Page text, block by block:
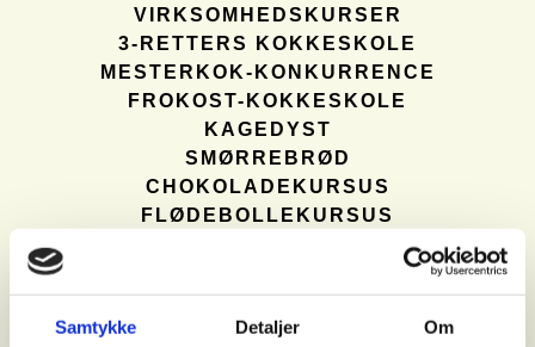
Samtykke Detaljer Om
VIRKSOMHEDSKURSER
3-RETTERS KOKKESKOLE
MESTERKOK-KONKURRENCE
FROKOST-KOKKESKOLE
KAGEDYST
SMØRREBRØD
CHOKOLADEKURSUS
FLØDEBOLLEKURSUS
JULEARRANGEMENTER
JULEFROKOST